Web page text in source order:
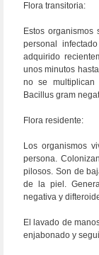
Flora transitoria:
Estos
personal
adquirido
unos minutos
no se multiplican
Bacillus gram
Flora residente:
Los organismos
persona.
pilosos. Son de
de la piel.
negativa y
El lavado de
enjabonado y